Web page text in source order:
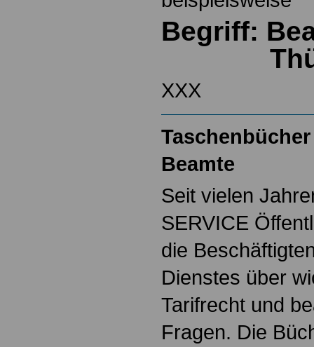
Begriff:
XXX
Beamte
Seit vielen
SERVICE
die
Dienstes über
Tarifrecht und
Fragen. Die